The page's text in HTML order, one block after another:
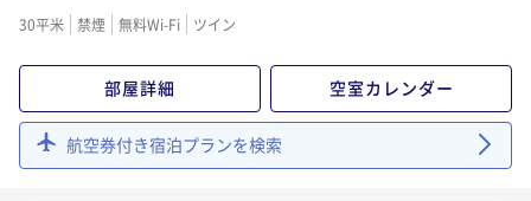
3 days stay ～ ～連泊ステイ～ (朝食付)
現地決済可 IN 15:00 - 25:00 OUT12:00
¥ 93,048 ~
30平米 禁煙 無料Wi-Fi ツイン
部屋詳細 空室カレンダー
航空券付き宿泊プランを検索